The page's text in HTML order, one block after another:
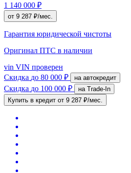
1 140 000 ₽
от 9 287 ₽/мес.
Гарантия юридической чистоты
Оригинал ПТС в наличии
vin VIN проверен
Скидка до 80 000 ₽ на автокредит
Скидка до 100 000 ₽
на Trade-In
Купить в кредит от 9 287 ₽/мес.